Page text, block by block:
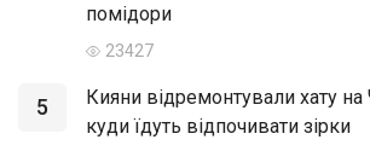
помідори
23427
5
Кияни відремонтували хату на
куди їдуть відпочивати зірки